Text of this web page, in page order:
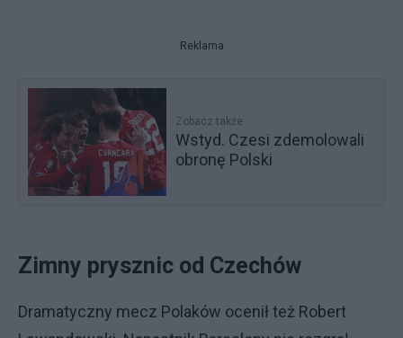
Reklama
Zobacz także
Wstyd. Czesi zdemolowali
obronę Polski
Zimny prysznic od Czechów
Dramatyczny mecz Polaków ocenił też Robert